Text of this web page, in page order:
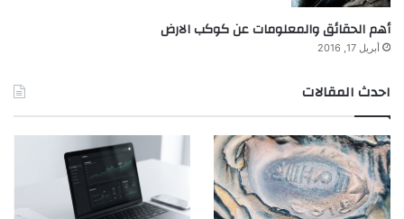
أهم الحقائق والمعلومات عن كوكب الارض
أبريل 17, 2016
احدث المقالات